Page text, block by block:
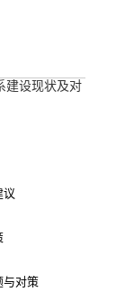
建设现状及对